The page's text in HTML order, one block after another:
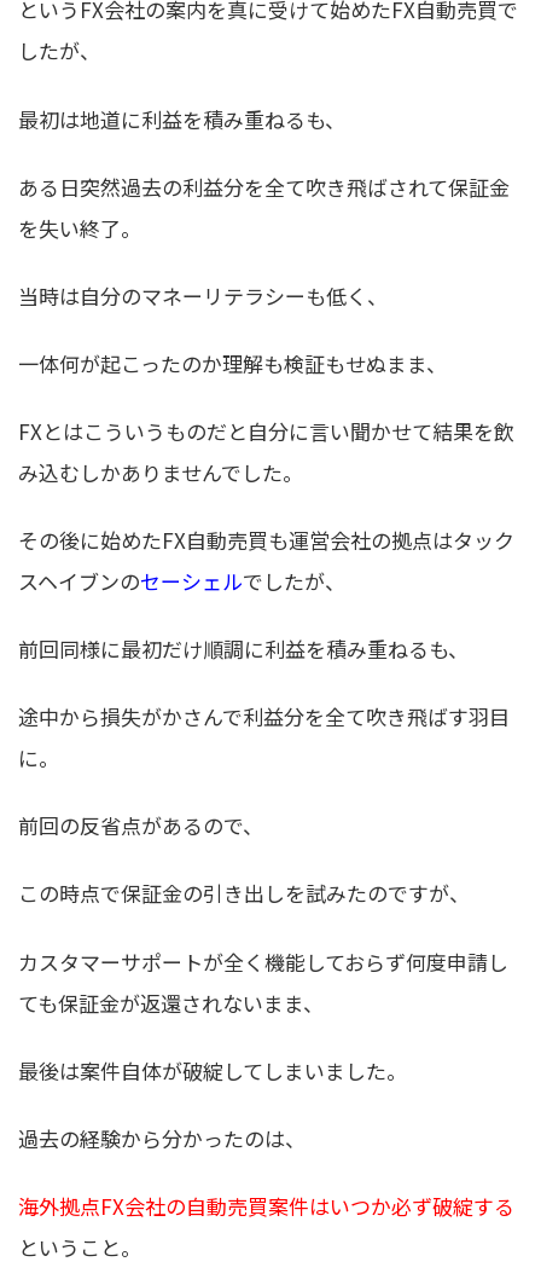
というFX会社の案内を真に受けて始めたFX自動売買で
したが、
最初は地道に利益を積み重ねるも、
ある日突然過去の利益分を全て吹き飛ばされて保証金
を失い終了。
当時は自分のマネーリテラシーも低く、
一体何が起こったのか理解も検証もせぬまま、
FXとはこういうものだと自分に言い聞かせて結果を飲
み込むしかありませんでした。
その後に始めたFX自動売買も運営会社の拠点はタック
スヘイブンのセーシェルでしたが、
前回同様に最初だけ順調に利益を積み重ねるも、
途中から損失がかさんで利益分を全て吹き飛ばす羽目
に。
前回の反省点があるので、
この時点で保証金の引き出しを試みたのですが、
カスタマーサポートが全く機能しておらず何度申請し
ても保証金が返還されないまま、
最後は案件自体が破綻してしまいました。
過去の経験から分かったのは、
海外拠点FX会社の自動売買案件はいつか必ず破綻する
ということ。